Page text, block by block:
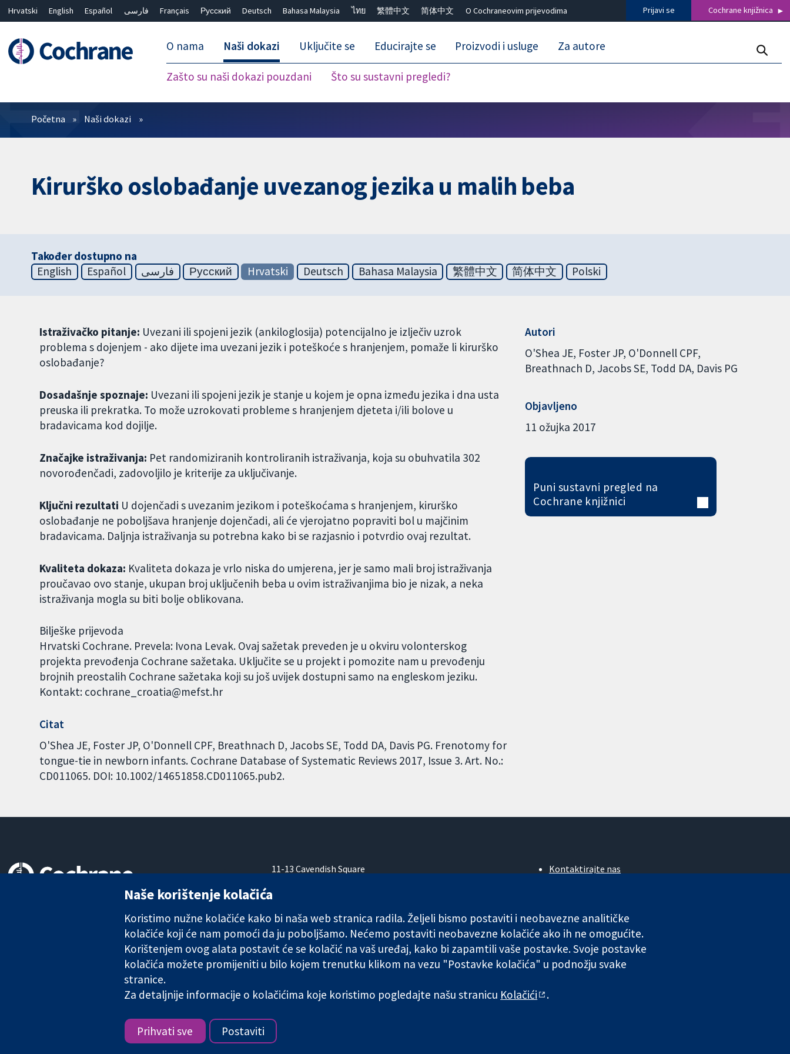
Hrvatski English Español فارسی Français Русский Deutsch Bahasa Malaysia ไทย 繁體中文 简体中文 O Cochraneovim prijevodima Prijavi se Cochrane knjižnica
O nama Naši dokazi
Zašto su naši dokazi pouzdani Što su sustavni pregledi?
Uključite se Educirajte se Proizvodi i usluge Za autore
Prečistači
Početna Naši dokazi
Kirurško oslobađanje uvezanog jezika u malih beba
Također dostupno na
English
Español فارسی Русский Hrvatski Deutsch Bahasa Malaysia 繁體中文 简体中文 Polski
Istraživačko pitanje: Uvezani ili spojeni jezik (ankiloglosija) potencijalno je izlječiv uzrok
problema s dojenjem - ako dijete ima uvezani jezik i poteškoće s hranjenjem, pomaže li kirurško
oslobađanje?
Dosadašnje spoznaje: Uvezani ili spojeni jezik je stanje u kojem je opna između jezika i dna usta
preuska ili prekratka. To može uzrokovati probleme s hranjenjem djeteta i/ili bolove u
bradavicama kod dojilje.
Značajke istraživanja: Pet randomiziranih kontroliranih istraživanja, koja su obuhvatila 302
novorođenčadi, zadovoljilo je kriterije za uključivanje.
Ključni rezultati U dojenčadi s uvezanim jezikom i poteškoćama s hranjenjem, kirurško
oslobađanje ne poboljšava hranjenje dojenčadi, ali će vjerojatno popraviti bol u majčinim
bradavicama. Daljnja istraživanja su potrebna kako bi se razjasnio i potvrdio ovaj rezultat.
Kvaliteta dokaza: Kvaliteta dokaza je vrlo niska do umjerena, jer je samo mali broj istraživanja
proučavao ovo stanje, ukupan broj uključenih beba u ovim istraživanjima bio je nizak, a neka
istraživanja mogla su biti bolje oblikovana.
Bilješke prijevoda
Hrvatski Cochrane. Prevela: Ivona Levak. Ovaj sažetak preveden je u okviru volonterskog
projekta prevođenja Cochrane sažetaka. Uključite se u projekt i pomozite nam u prevođenju
brojnih preostalih Cochrane sažetaka koji su još uvijek dostupni samo na engleskom jeziku.
Kontakt: cochrane_croatia@mefst.hr
Citat
O'Shea JE, Foster JP, O'Donnell CPF, Breathnach D, Jacobs SE, Todd DA, Davis PG. Frenotomy for
tongue-tie in newborn infants. Cochrane Database of Systematic Reviews 2017, Issue 3. Art. No.:
CD011065. DOI: 10.1002/14651858.CD011065.pub2.
Autori
O'Shea JE Foster JP O'Donnell CPF
Breathnach D Jacobs SE Todd DA Davis PG
Objavljeno
11 ožujka 2017
Puni sustavni pregled na
Cochrane knjižnici
11-13 Cavendish Square
W1G 0AN
Kontaktirajte nas
Poslovi
Cochrane Library
The Cochrane Collaboration is a charity (no. 1045921) and a company limited by guarantee (no. 03044323) registered in England & Wales. VAT registration number GB 718 2127 49.
Copyright © 2026 The Cochrane Collaboration Uvjeti korištenja Odricanje od odgovornosti
Naše korištenje kolačića
Koristimo nužne kolačiće kako bi naša web stranica radila. Željeli bismo postaviti i neobavezne analitičke
kolačiće koji će nam pomoći da ju poboljšamo. Nećemo postaviti neobavezne kolačiće ako ih ne omogućite.
Korištenjem ovog alata postavit će se kolačić na vaš uređaj, kako bi zapamtili vaše postavke. Svoje postavke
kolačića možete promijeniti u bilo kojem trenutku klikom na vezu "Postavke kolačića" u podnožju svake
stranice.
Za detaljnije informacije o kolačićima koje koristimo pogledajte našu stranicu Kolačići .
Prihvati sve Postaviti